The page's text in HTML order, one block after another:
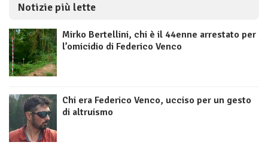
Notizie più lette
Mirko Bertellini, chi è il 44enne arrestato per
l’omicidio di Federico Venco
Chi era Federico Venco, ucciso per un gesto
di altruismo